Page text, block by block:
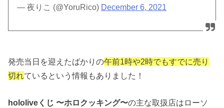
— 夜りこ (@YoruRico) December 6, 2021
発売当日を迎えたばかりの午前1時や2時でもすでに売り
切れているという情報もありました！
hololiveくじ 〜ホロクッキング〜の主な取扱店はローソ